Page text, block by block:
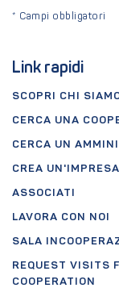
Link rapidi
SCOPRI CHI
CERCA UNA
CERCA UN
CREA UN'IMPRESA
ASSOCIATI
LAVORA CON NOI
SALA
REQUEST VISITS
COOPERATION
* Campi obbligatori